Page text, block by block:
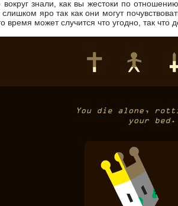
знали, как вы жестоки по
яро так как они могут
время может случится что угодно, так что